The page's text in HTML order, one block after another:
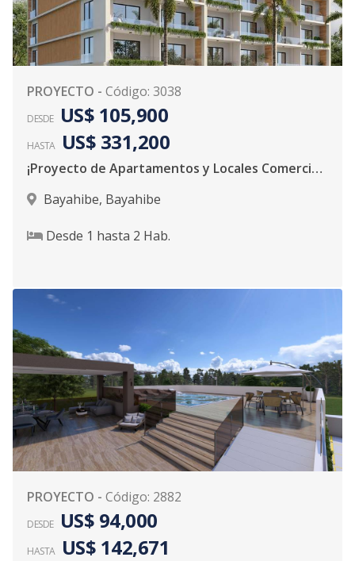
PROYECTO - Código: 3038
DESDE US$ 105,900
HASTA US$ 331,200
¡Proyecto de Apartamentos y Locales Comerciales!
Bayahibe, Bayahibe
Desde 1 hasta 2 Hab.
PROYECTO - Código: 2882
DESDE US$ 94,000
HASTA US$ 142,671